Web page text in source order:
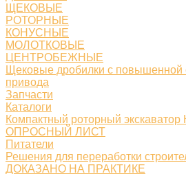
ЩЕКОВЫЕ
РОТОРНЫЕ
КОНУСНЫЕ
МОЛОТКОВЫЕ
ЦЕНТРОБЕЖНЫЕ
Щековые дробилки с повышенной
привода
Запчасти
Каталоги
Компактный роторный
ОПРОСНЫЙ ЛИСТ
Питатели
Решения для переработки
ДОКАЗАНО НА ПРАКТИКЕ